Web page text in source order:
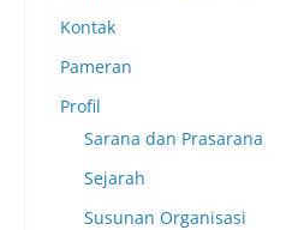
Kontak
Pameran
Profil
Sarana dan Prasarana
Sejarah
Susunan Organisasi